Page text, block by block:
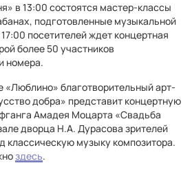
в 13:00 состоятся мастер-классы
подготовленные музыкальной
посетителей ждет концертная
более 50 участников
номера.
«Люблино» благотворительный арт-
добра» представит концертную
Амадея Моцарта «Свадьба
дворца Н.А. Дурасова зрителей
классическую музыку композитора.
здесь.